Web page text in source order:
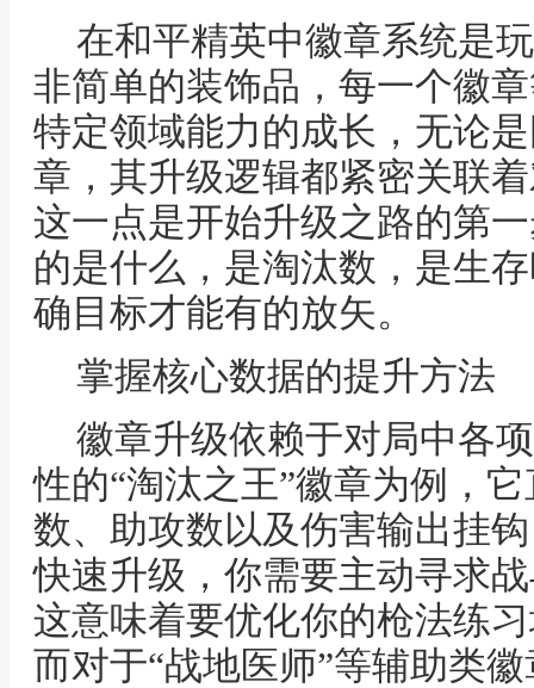
在和平精英中徽章系统是
非简单的装饰品，每一个徽
特定领域能力的成长，无论
章，其升级逻辑都紧密关联
这一点是开始升级之路的第
的是什么，是淘汰数，是生
确目标才能有的放矢。
掌握核心数据的提升方法
徽章升级依赖于对局中各
性的“淘汰之王”徽章为例，
数、助攻数以及伤害输出挂
快速升级，你需要主动寻求
这意味着要优化你的枪法练
而对于“战地医师”等辅助类